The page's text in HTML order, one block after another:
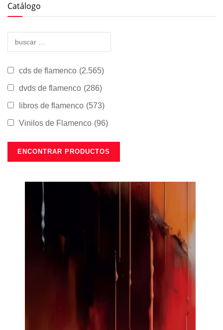
Catálogo
cds de flamenco (2.565)
dvds de flamenco (286)
libros de flamenco (573)
Vinilos de Flamenco (96)